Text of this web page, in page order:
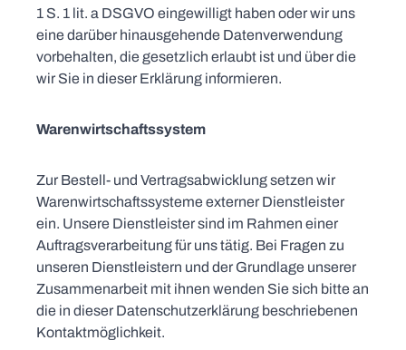
1 S. 1 lit. a DSGVO eingewilligt haben oder wir uns
eine darüber hinausgehende Datenverwendung
vorbehalten, die gesetzlich erlaubt ist und über die
wir Sie in dieser Erklärung informieren.
Warenwirtschaftssystem
Zur Bestell- und Vertragsabwicklung setzen wir
Warenwirtschaftssysteme externer Dienstleister
ein. Unsere Dienstleister sind im Rahmen einer
Auftragsverarbeitung für uns tätig. Bei Fragen zu
unseren Dienstleistern und der Grundlage unserer
Zusammenarbeit mit ihnen wenden Sie sich bitte an
die in dieser Datenschutzerklärung beschriebenen
Kontaktmöglichkeit.